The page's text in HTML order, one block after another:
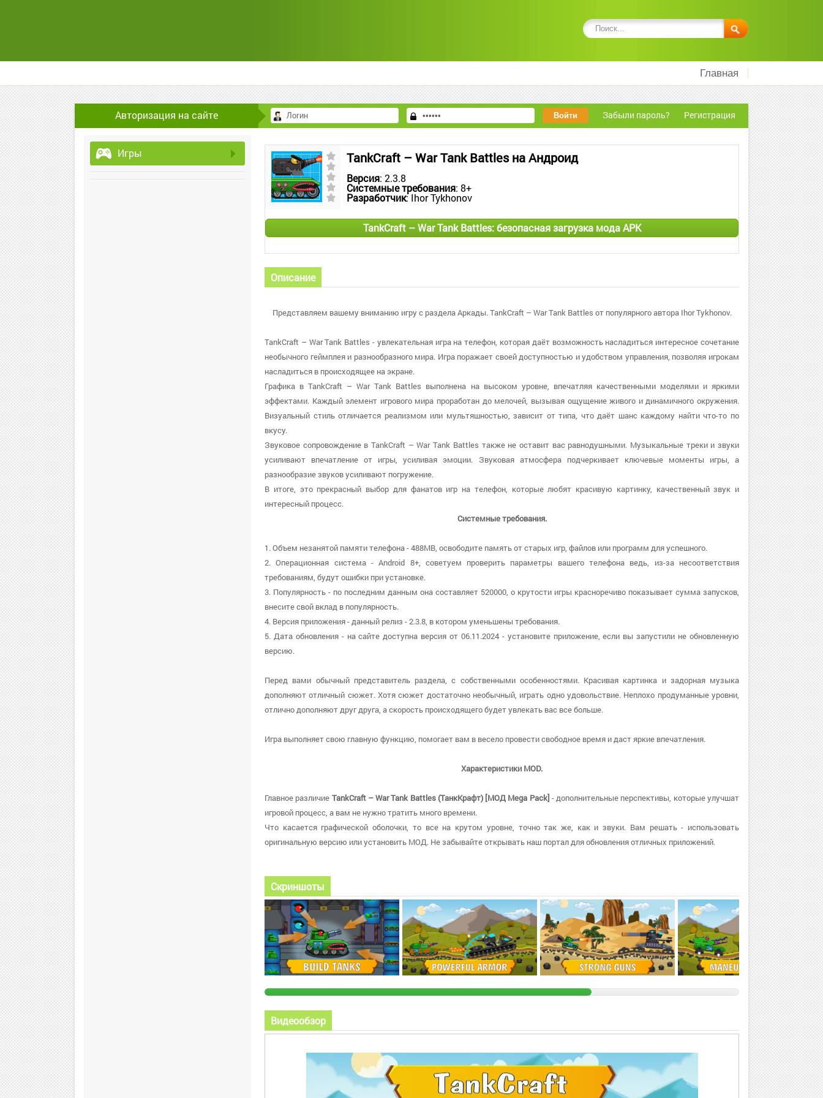
Главная
Авторизация на сайте Забыли пароль? Регистрация
Игры TankCraft – War Tank Battles на Андроид
Версия: 2.3.8
Системные требования: 8+
Разработчик: Ihor Tykhonov
TankCraft – War Tank Battles: безопасная загрузка мода APK
Описание
Представляем вашему вниманию игру с раздела Аркады. TankCraft – War Tank Battles от популярного автора Ihor Tykhonov.
TankCraft – War Tank Battles - увлекательная игра на телефон, которая даёт возможность насладиться интересное сочетание
необычного геймплея и разнообразного мира. Игра поражает своей доступностью и удобством управления, позволяя игрокам
насладиться в происходящее на экране.
Графика в TankCraft – War Tank Battles выполнена на высоком уровне, впечатляя качественными моделями и яркими
эффектами. Каждый элемент игрового мира проработан до мелочей, вызывая ощущение живого и динамичного окружения.
Визуальный стиль отличается реализмом или мультяшностью, зависит от типа, что даёт шанс каждому найти что-то по
вкусу.
Звуковое сопровождение в TankCraft – War Tank Battles также не оставит вас равнодушными. Музыкальные треки и звуки
усиливают впечатление от игры, усиливая эмоции. Звуковая атмосфера подчеркивает ключевые моменты игры, а
разнообразие звуков усиливают погружение.
В итоге, это прекрасный выбор для фанатов игр на телефон, которые любят красивую картинку, качественный звук и
интересный процесс.
Системные требования.
1. Объем незанятой памяти телефона - 488MB, освободите память от старых игр, файлов или программ для успешного.
2. Операционная система - Android 8+, советуем проверить параметры вашего телефона ведь, из-за несоответствия
требованиям, будут ошибки при установке.
3. Популярность - по последним данным она составляет 520000, о крутости игры красноречиво показывает сумма запусков,
внесите свой вклад в популярность.
4. Версия приложения - данный релиз - 2.3.8, в котором уменьшены требования.
5. Дата обновления - на сайте доступна версия от 06.11.2024 - установите приложение, если вы запустили не обновленную
версию.
Перед вами обычный представитель раздела, с собственными особенностями. Красивая картинка и задорная музыка
дополняют отличный сюжет. Хотя сюжет достаточно необычный, играть одно удовольствие. Неплохо продуманные уровни,
отлично дополняют друг друга, а скорость происходящего будет увлекать вас все больше.
Игра выполняет свою главную функцию, помогает вам в весело провести свободное время и даст яркие впечатления.
Характеристики MOD.
Главное различие TankCraft – War Tank Battles (ТанкКрафт) [МОД Mega Pack] - дополнительные перспективы, которые улучшат
игровой процесс, а вам не нужно тратить много времени.
Что касается графической оболочки, то все на крутом уровне, точно так же, как и звуки. Вам решать - использовать
оригинальную версию или установить МОД. Не забывайте открывать наш портал для обновления отличных приложений.
Скриншоты
Видеообзор